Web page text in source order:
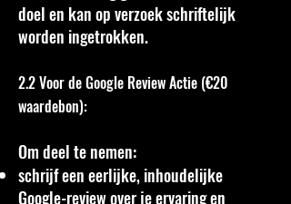
doel en kan op verzoek schriftelijk
worden ingetrokken.
2.2 Voor de Google Review Actie (€20
waardebon):
Om deel te nemen:
schrijf een eerlijke, inhoudelijke
Google-review over je ervaring en